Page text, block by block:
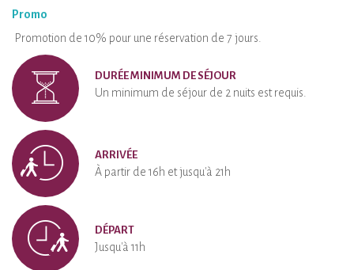
Promo
Promotion de 10% pour une réservation de 7 jours.
DURÉE MINIMUM DE SÉJOUR
Un minimum de séjour de 2 nuits est requis.
ARRIVÉE
À partir de 16h et jusqu'à 21h
DÉPART
Jusqu'à 11h